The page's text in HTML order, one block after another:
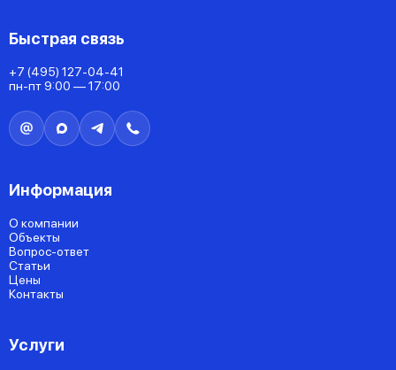
Быстрая связь
+7 (495) 127-04-41
пн-пт 9:00 — 17:00
Информация
О компании
Объекты
Вопрос-ответ
Статьи
Цены
Контакты
Услуги